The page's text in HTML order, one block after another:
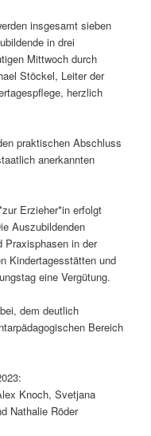
insgesamt sieben
in drei
Mittwoch durch
Stöckel, Leiter der
herzlich
praktischen Abschluss
anerkannten
Erzieher*in erfolgt
Auszubildenden
Praxisphasen in der
Kindertagesstätten und
eine Vergütung.
dem deutlich
Bereich
Knoch, Svetjana
Nathalie Röder